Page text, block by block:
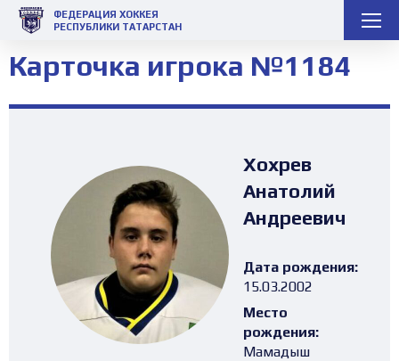
ФЕДЕРАЦИЯ ХОККЕЯ
РЕСПУБЛИКИ ТАТАРСТАН
Карточка игрока №1184
Хохрев
Анатолий
Андреевич
Дата рождения:
15.03.2002
Место
рождения:
Мамадыш